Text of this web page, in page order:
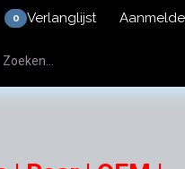
0 Verlanglijst